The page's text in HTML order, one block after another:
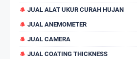
JUAL ALAT UKUR CURAH HUJAN
JUAL ANEMOMETER
JUAL CAMERA
JUAL COATING THICKNESS